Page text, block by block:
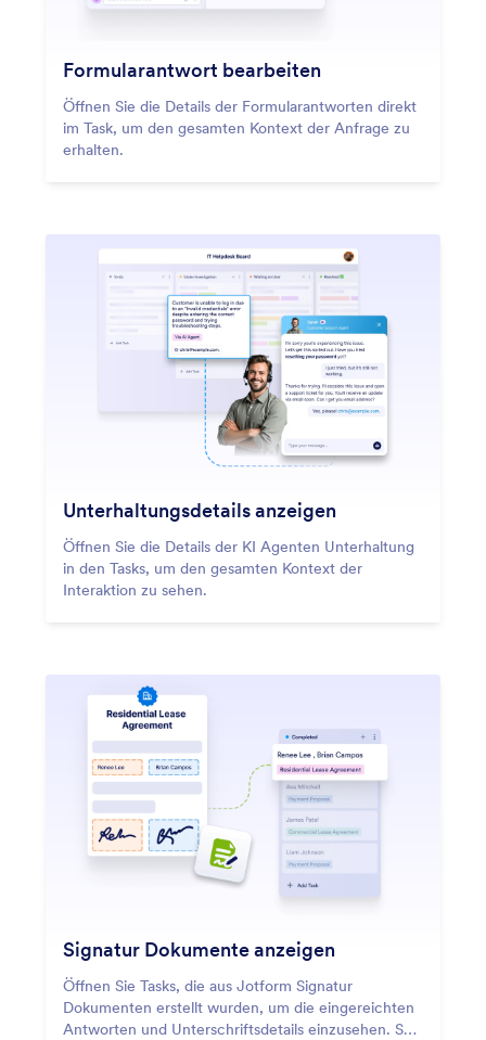
Formularantwort bearbeiten
Öffnen Sie die Details der Formularantworten direkt
im Task, um den gesamten Kontext der Anfrage zu
erhalten.
Unterhaltungsdetails anzeigen
Öffnen Sie die Details der KI Agenten Unterhaltung
in den Tasks, um den gesamten Kontext der
Interaktion zu sehen.
Signatur Dokumente anzeigen
Öffnen Sie Tasks, die aus Jotform Signatur
Dokumenten erstellt wurden, um die eingereichten
Antworten und Unterschriftsdetails einzusehen. So